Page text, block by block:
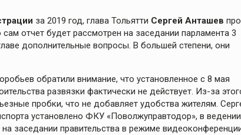
за 2019 год, глава Тольятти Сергей Анташев
отчет будет рассмотрен на заседании парламента 3
дополнительные вопросы. В большей степени, они
обратили внимание, что установленное с 8 мая
развязки фактически не действует. Из-за
пробки, что не добавляет удобства жителям.
установлено ФКУ «Поволжуправтодор», в ведении
заседании правительства в режиме